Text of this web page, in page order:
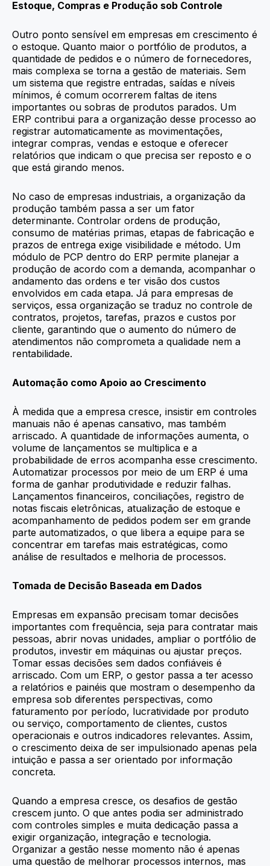
Estoque, Compras e Produção sob Controle
Outro ponto sensível em empresas em crescimento é
o estoque. Quanto maior o portfólio de produtos, a
quantidade de pedidos e o número de fornecedores,
mais complexa se torna a gestão de materiais. Sem
um sistema que registre entradas, saídas e níveis
mínimos, é comum ocorrerem faltas de itens
importantes ou sobras de produtos parados. Um
ERP contribui para a organização desse processo ao
registrar automaticamente as movimentações,
integrar compras, vendas e estoque e oferecer
relatórios que indicam o que precisa ser reposto e o
que está girando menos.
No caso de empresas industriais, a organização da
produção também passa a ser um fator
determinante. Controlar ordens de produção,
consumo de matérias primas, etapas de fabricação e
prazos de entrega exige visibilidade e método. Um
módulo de PCP dentro do ERP permite planejar a
produção de acordo com a demanda, acompanhar o
andamento das ordens e ter visão dos custos
envolvidos em cada etapa. Já para empresas de
serviços, essa organização se traduz no controle de
contratos, projetos, tarefas, prazos e custos por
cliente, garantindo que o aumento do número de
atendimentos não comprometa a qualidade nem a
rentabilidade.
Automação como Apoio ao Crescimento
À medida que a empresa cresce, insistir em controles
manuais não é apenas cansativo, mas também
arriscado. A quantidade de informações aumenta, o
volume de lançamentos se multiplica e a
probabilidade de erros acompanha esse crescimento.
Automatizar processos por meio de um ERP é uma
forma de ganhar produtividade e reduzir falhas.
Lançamentos financeiros, conciliações, registro de
notas fiscais eletrônicas, atualização de estoque e
acompanhamento de pedidos podem ser em grande
parte automatizados, o que libera a equipe para se
concentrar em tarefas mais estratégicas, como
análise de resultados e melhoria de processos.
Tomada de Decisão Baseada em Dados
Empresas em expansão precisam tomar decisões
importantes com frequência, seja para contratar mais
pessoas, abrir novas unidades, ampliar o portfólio de
produtos, investir em máquinas ou ajustar preços.
Tomar essas decisões sem dados confiáveis é
arriscado. Com um ERP, o gestor passa a ter acesso
a relatórios e painéis que mostram o desempenho da
empresa sob diferentes perspectivas, como
faturamento por período, lucratividade por produto
ou serviço, comportamento de clientes, custos
operacionais e outros indicadores relevantes. Assim,
o crescimento deixa de ser impulsionado apenas pela
intuição e passa a ser orientado por informação
concreta.
Quando a empresa cresce, os desafios de gestão
crescem junto. O que antes podia ser administrado
com controles simples e muita dedicação passa a
exigir organização, integração e tecnologia.
Organizar a gestão nesse momento não é apenas
uma questão de melhorar processos internos, mas